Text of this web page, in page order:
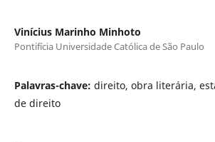
Vinícius Marinho Minhoto
Pontifícia Universidade Católica de São Paulo
Palavras-chave: direito, obra literária,
de direito